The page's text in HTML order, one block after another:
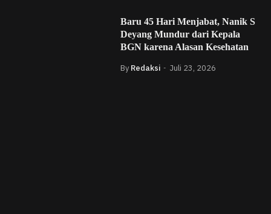
Baru 45 Hari Menjabat, Nanik S
Deyang Mundur dari Kepala
BGN karena Alasan Kesehatan
By Redaksi Juli 23, 2026